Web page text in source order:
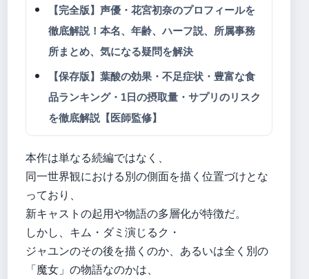
【完全版】声優・花宮初奈のプロフィールを
徹底解説！本名、年齢、ハーフ説、所属事務
所まとめ、気になる疑問を解決
【保存版】葉酸の効果・不足症状・豊富な食
品ランキング・1日の摂取量・サプリのリスク
を徹底解説【医師監修】
本作は単なる続編ではなく、
同一世界観における別の側面を描く位置づけとな
っており、
新キャストの起用や物語の多層化が特徴だ。
しかし、キム・ダミ演じるク・
ジャユンのその後を描くのか、あるいは全く別の
「魔女」の物語なのかは、